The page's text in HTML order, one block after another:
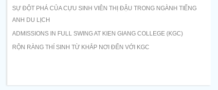
SỰ ĐỘT PHÁ CỦA CỰU SINH VIÊN THỊ ĐẬU TRONG NGÀNH TIẾNG
ANH DU LỊCH
ADMISSIONS IN FULL SWING AT KIEN GIANG COLLEGE (KGC)
RỘN RÀNG THÍ SINH TỪ KHẮP NƠI ĐẾN VỚI KGC